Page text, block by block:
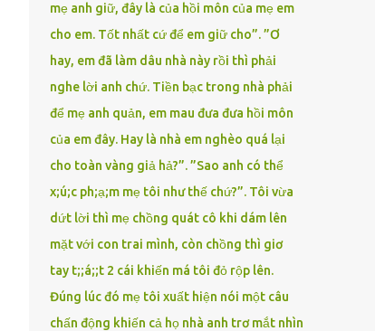
mẹ anh giữ, đây là của hồi môn của mẹ em
cho em. Tốt nhất cứ để em giữ cho”. ”Ơ
hay, em đã làm dâu nhà này rồi thì phải
nghe lời anh chứ. Tiền bạc trong nhà phải
để mẹ anh quản, em mau đưa đưa hồi môn
của em đây. Hay là nhà em nghèo quá lại
cho toàn vàng giả hả?”. ”Sao anh có thể
x;ú;c ph;ạ;m mẹ tôi như thế chứ?”. Tôi vừa
dứt lời thì mẹ chồng quát cô khi dám lên
mặt với con trai mình, còn chồng thì giơ
tay t;;á;;t 2 cái khiến má tôi đỏ rộp lên.
Đúng lúc đó mẹ tôi xuất hiện nói một câu
chấn động khiến cả họ nhà anh trơ mắt nhìn